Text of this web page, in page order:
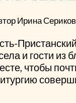
Ирина
и гости из
чтобы